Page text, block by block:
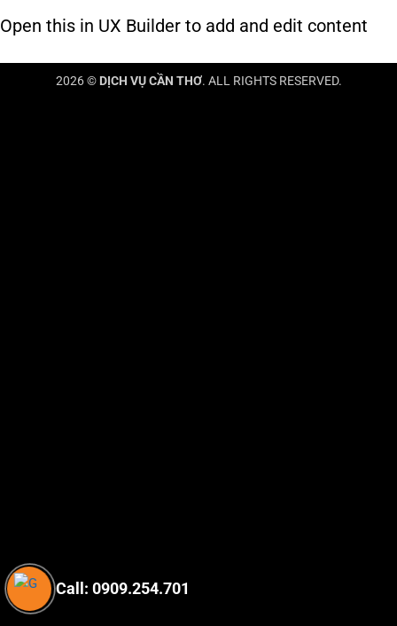
Open this in UX Builder to add and edit content
2026 © DỊCH VỤ CẦN THƠ. ALL RIGHTS RESERVED.
Call: 0909.254.701